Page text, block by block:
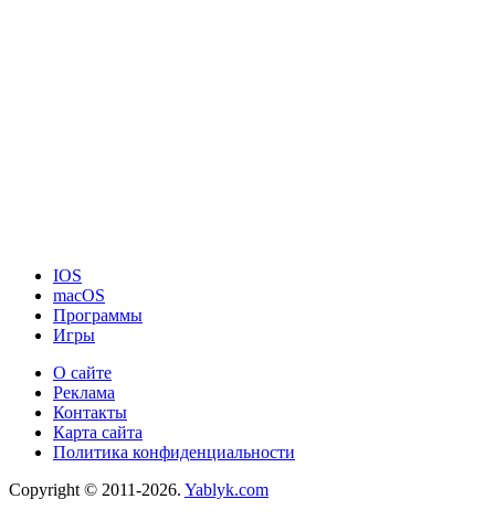
IOS
macOS
Программы
Игры
О сайте
Реклама
Контакты
Карта сайта
Политика конфиденциальности
Copyright © 2011-2026. Yablyk.сom